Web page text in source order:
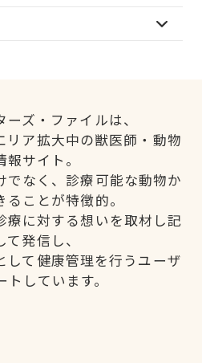
ズ・ファイルは、
リア拡大中の獣医師・動物
報サイト。
でなく、診療可能な動物か
ることが特徴的。
療に対する想いを取材し記
て発信し、
して健康管理を行うユーザ
しています。